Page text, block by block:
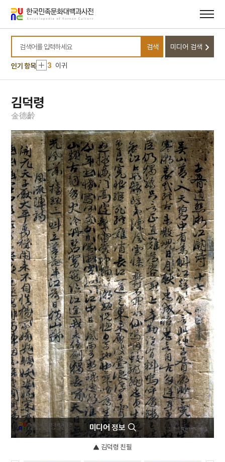
바로가기
바로가기
검색어를 입력하세요
검색 미디어 검색
인기 항목
10 무
1 금성대군
2 측우기
3 이귀
4 문종
8 강주룡
9 나재 채수 신도비
10 무
1 금성대군
2 측우기
3 이귀
4 문종
5 구운몽
6 신앙촌
7 이태준
8 강주룡
9 나재 채수 신도비
10 무
김덕령
金德齡
미디어 정보
김덕령 친필